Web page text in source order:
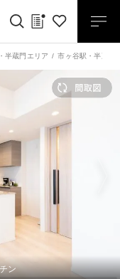
半蔵門エリア 市ヶ谷駅 ・半蔵門
ン